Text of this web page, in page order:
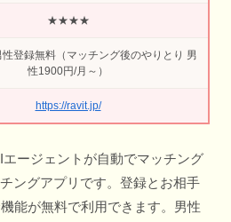
★★★★
登録無料（マッチング後のやりとり 男
性1900円/月～）
https://ravit.jp/
ージェントが自動でマッチング
ングアプリです。登録とお相手
能が無料で利用できます。男性